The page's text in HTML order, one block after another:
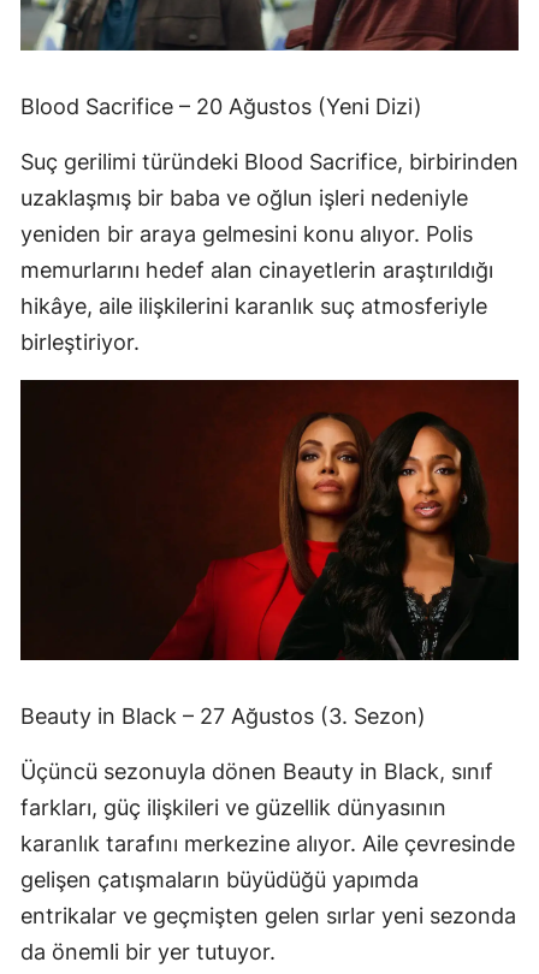
Blood Sacrifice – 20 Ağustos (Yeni Dizi)
Suç gerilimi türündeki Blood Sacrifice, birbirinden
uzaklaşmış bir baba ve oğlun işleri nedeniyle
yeniden bir araya gelmesini konu alıyor. Polis
memurlarını hedef alan cinayetlerin araştırıldığı
hikâye, aile ilişkilerini karanlık suç atmosferiyle
birleştiriyor.
Beauty in Black – 27 Ağustos (3. Sezon)
Üçüncü sezonuyla dönen Beauty in Black, sınıf
farkları, güç ilişkileri ve güzellik dünyasının
karanlık tarafını merkezine alıyor. Aile çevresinde
gelişen çatışmaların büyüdüğü yapımda
entrikalar ve geçmişten gelen sırlar yeni sezonda
da önemli bir yer tutuyor.